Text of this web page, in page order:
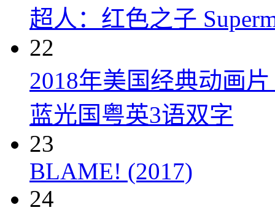
超人：红色之子
22
2018年美国经典动画
蓝光国粤英3语双字
23
BLAME! (2017)
24